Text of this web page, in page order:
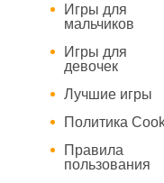
Игры для
мальчиков
Игры для
девочек
Лучшие игры
Политика
Правила
пользования